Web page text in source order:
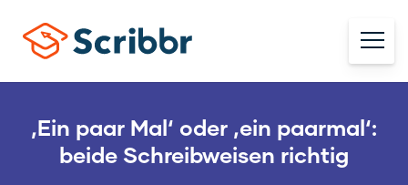
‚Ein paar Mal‘ oder ‚ein paarmal‘:
beide Schreibweisen richtig